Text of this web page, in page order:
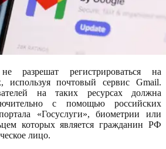
разрешат регистрироваться на
используя почтовый сервис Gmail.
на таких ресурсах должна
с помощью российских
«Госуслуги», биометрии или
которых является гражданин РФ
лицо.